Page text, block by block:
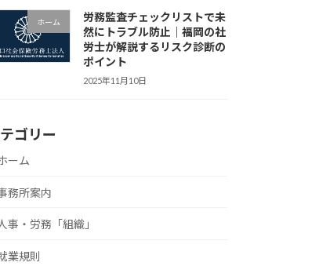
ホーム
労務監査チェックリストで未
然にトラブル防止｜福岡の社
労士が解説するリスク診断の
ポイント
2025年11月10日
ゴリー
ーム
務所案内
事・労務「組織」
業規則